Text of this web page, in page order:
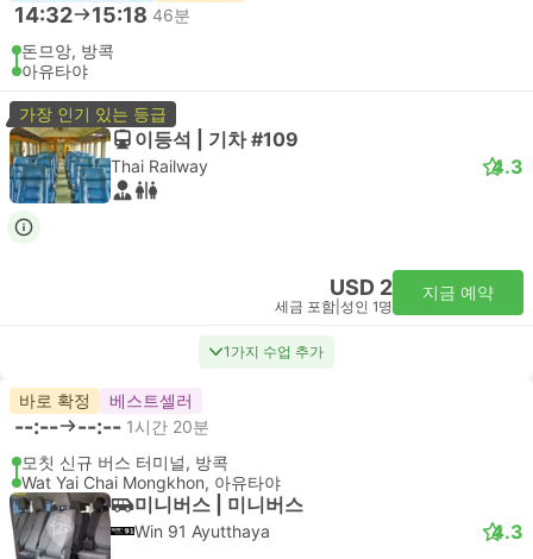
14:32 15:18 46분
돈므앙, 방콕
아유타야
가장 인기 있는 등급
이등석 | 기차 #109
Thai Railway 4.3
USD 2
세금 포함 성인 1명
지금 예약
1가지 수업 추가
바로 확정 베스트셀러
--:-- --:-- 1시간 20분
모칫 신규 버스 터미널, 방콕
Wat Yai Chai Mongkhon, 아유타야
미니버스 | 미니버스
Win 91 Ayutthaya 4.3